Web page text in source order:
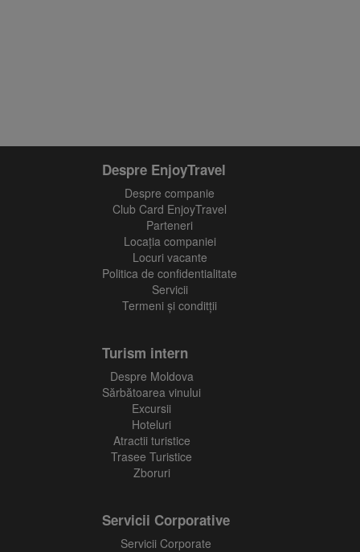
Despre EnjoyTravel
Despre companie
Club Card EnjoyTravel
Parteneri
Locaţia companiei
Locuri vacante
Politica de confidentialitate
Servicii
Termeni și conditții
Turism intern
Despre Moldova
Sărbătoarea vinului
Excursii
Hoteluri
Atractii turistice
Trasee Turistice
Zboruri
Servicii Corporative
Servicii Corporate